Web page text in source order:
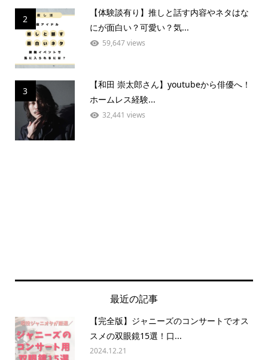
2
【体験談有り】推しと話す内容やネタはな
にが面白い？可愛い？気...
59,647 views
3
【和田 崇太郎さん】youtubeから俳優へ！
ホームレス経験...
32,441 views
最近の記事
【完全版】ジャニーズのコンサートでオス
スメの双眼鏡15選！口...
2024.12.21